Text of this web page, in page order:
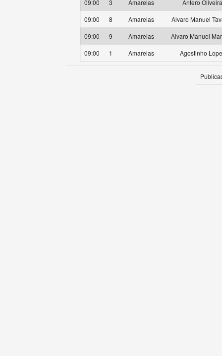
09:00 3 Amarelas
Antero Oliveira
09:00
8 Amarelas
Alvaro Manuel
09:00
9 Amarelas
Alvaro Manuel
09:00
1 Amarelas Agostinho